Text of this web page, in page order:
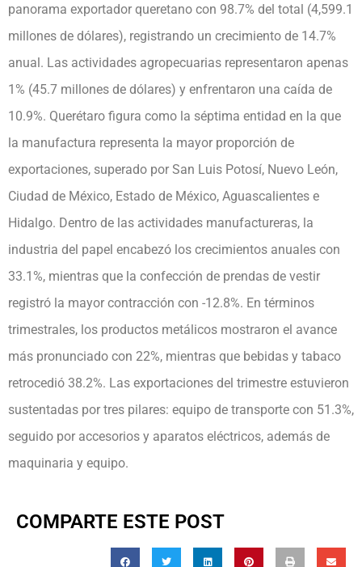
panorama exportador queretano con 98.7% del total (4,599.1
millones de dólares), registrando un crecimiento de 14.7%
anual. Las actividades agropecuarias representaron apenas
1% (45.7 millones de dólares) y enfrentaron una caída de
10.9%. Querétaro figura como la séptima entidad en la que
la manufactura representa la mayor proporción de
exportaciones, superado por San Luis Potosí, Nuevo León,
Ciudad de México, Estado de México, Aguascalientes e
Hidalgo. Dentro de las actividades manufactureras, la
industria del papel encabezó los crecimientos anuales con
33.1%, mientras que la confección de prendas de vestir
registró la mayor contracción con -12.8%. En términos
trimestrales, los productos metálicos mostraron el avance
más pronunciado con 22%, mientras que bebidas y tabaco
retrocedió 38.2%. Las exportaciones del trimestre estuvieron
sustentadas por tres pilares: equipo de transporte con 51.3%,
seguido por accesorios y aparatos eléctricos, además de
maquinaria y equipo.
COMPARTE ESTE POST